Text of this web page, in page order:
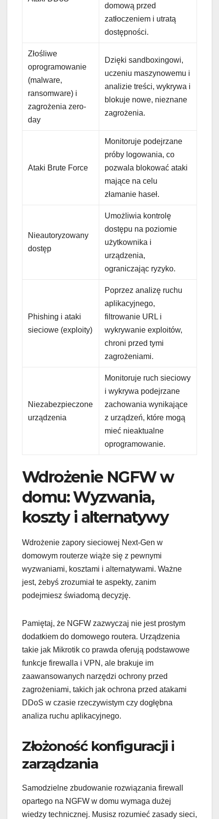
domową przed
zatłoczeniem i utratą
dostępności.
Złośliwe
oprogramowanie
(malware,
ransomware) i
zagrożenia zero-
day
Dzięki sandboxingowi,
uczeniu maszynowemu i
analizie treści, wykrywa i
blokuje nowe, nieznane
zagrożenia.
Ataki Brute Force
Monitoruje podejrzane
próby logowania, co
pozwala blokować ataki
mające na celu
złamanie haseł.
Nieautoryzowany
dostęp
Umożliwia kontrolę
dostępu na poziomie
użytkownika i
urządzenia,
ograniczając ryzyko.
Phishing i ataki
sieciowe (exploity)
Poprzez analizę ruchu
aplikacyjnego,
filtrowanie URL i
wykrywanie exploitów,
chroni przed tymi
zagrożeniami.
Niezabezpieczone
urządzenia
Monitoruje ruch sieciowy
i wykrywa podejrzane
zachowania wynikające
z urządzeń, które mogą
mieć nieaktualne
oprogramowanie.
Wdrożenie NGFW w
domu: Wyzwania,
koszty i alternatywy
Wdrożenie zapory sieciowej Next-Gen w
domowym routerze wiąże się z pewnymi
wyzwaniami, kosztami i alternatywami. Ważne
jest, żebyś zrozumiał te aspekty, zanim
podejmiesz świadomą decyzję.
Pamiętaj, że NGFW zazwyczaj nie jest prostym
dodatkiem do domowego routera. Urządzenia
takie jak Mikrotik co prawda oferują podstawowe
funkcje firewalla i VPN, ale brakuje im
zaawansowanych narzędzi ochrony przed
zagrożeniami, takich jak ochrona przed atakami
DDoS w czasie rzeczywistym czy dogłębna
analiza ruchu aplikacyjnego.
Złożoność konfiguracji i
zarządzania
Samodzielne zbudowanie rozwiązania firewall
opartego na NGFW w domu wymaga dużej
wiedzy technicznej. Musisz rozumieć zasady sieci,